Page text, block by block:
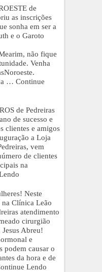
de
as inscrições
sonha em ser a
e o Garoto
não fique
Venha
… Continue
de Pedreiras
de sucesso e
clientes e amigos
a Loja
vem
de clientes
na
Neste
na Clínica Leão
atendimento
cirurgião
Abreu!
e
podem causar o
da hora e de
Lendo